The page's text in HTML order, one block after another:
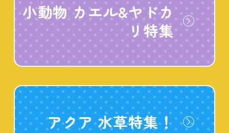
小動物 カエル&ヤドカ
リ特集
アクア 水草特集！